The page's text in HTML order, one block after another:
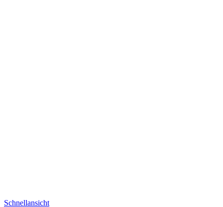
Schnellansicht